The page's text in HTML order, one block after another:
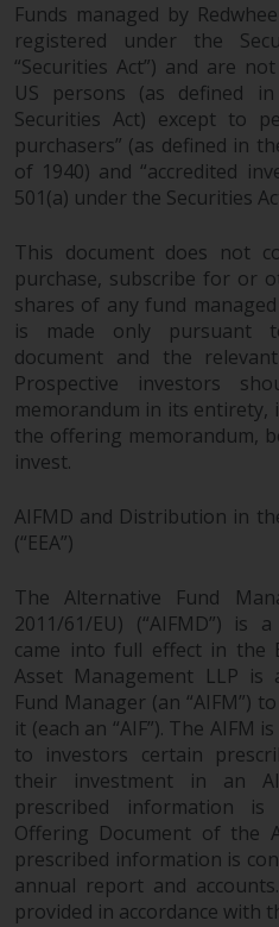
Funds managed by
registered under the
“Securities Act”) and are
US persons (as defined
Securities Act) except to
purchasers” (as defined in
of 1940) and “accredited
501(a) under the Securities
This document does not
purchase, subscribe for or
shares of any fund
is made only pursuant
document and the
Prospective investors
memorandum in its
the offering memorandum,
invest.
AIFMD and Distribution in
(“EEA”)
The Alternative Fund
2011/61/EU) (“AIFMD”) is
came into full effect in the
Asset Management LLP is
Fund Manager (an “AIFM”)
it (each an “AIF”). The AIFM
to investors certain
their investment in an
prescribed information
Offering Document of the
prescribed information is
annual report and
provided in accordance with